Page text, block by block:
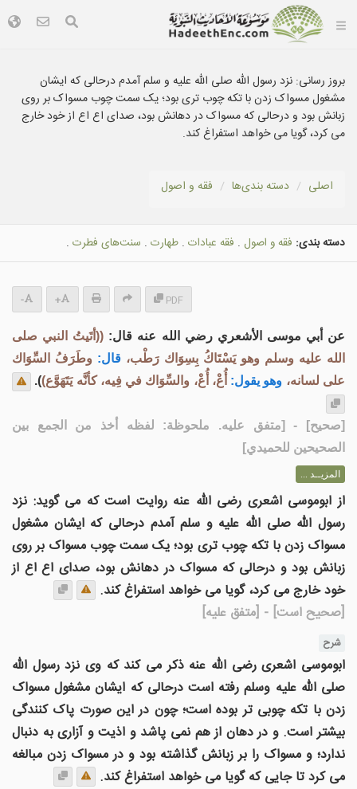
بروز رسانی: نزد رسول الله صلى الله عليه و سلم آمدم درحالی که ايشان
مشغول مسواک زدن با تکه چوب تری بود؛ يک سمت چوب مسواک بر روی
زبانش بود و درحالی که مسواک در دهانش بود، صدای اع اع از خود خارج
می کرد، گویا می خواهد استفراغ کند.
اصلی دسته بندى‌ها فقه و اصول
دسته بندی: فقه و اصول . فقه عبادات . طهارت . سنت‌هاى فطرت .
PDF
+
-
عن أبي موسى الأشعري رضي الله عنه قال: ((أتَيتُ النبي صلى
الله عليه وسلم وهو يَسْتَاكُ بِسِوَاك رَطْب، قال: وطَرَفُ السِّوَاك
على لسانه، وهو يقول: أُعْ، أُعْ، والسِّوَاك في فِيه، كأنَّه يَتَهَوَّع)).
[صحيح] - [متفق عليه. ملحوظة: لفظه أخذ من الجمع بين
الصحيحين للحميدي]
المزيــد ...
از ابوموسی اشعری رضی الله عنه روایت است که می گوید: نزد
رسول الله صلى الله عليه و سلم آمدم درحالی که ايشان مشغول
مسواک زدن با تکه چوب تری بود؛ يک سمت چوب مسواک بر روی
زبانش بود و درحالی که مسواک در دهانش بود، صدای اع اع از
خود خارج می کرد، گویا می خواهد استفراغ کند.
[صحیح است] - [متفق علیه]
شرح
ابوموسی اشعری رضی الله عنه ذکر می کند که وی نزد رسول الله
صلی الله علیه وسلم رفته است درحالی که ایشان مشغول مسواک
زدن با تکه چوبی تر بوده است؛ چون در این صورت پاک کنندگی
بیشتر است. و در دهان از هم نمی پاشد و اذیت و آزاری به دنبال
ندارد؛ و مسواک را بر زبانش گذاشته بود و در مسواک زدن مبالغه
می کرد تا جایی که گویا می خواهد استفراغ کند.